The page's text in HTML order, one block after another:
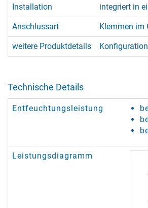
Installation integriert in
Anschlussart Klemmen im
weitere Produktdetails
Technische Details
Entfeuchtungsleistung
Leistungsdiagramm